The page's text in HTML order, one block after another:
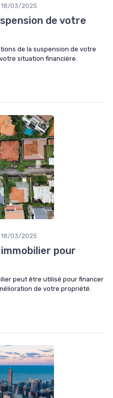
18/03/2025
de votre
de la suspension de votre
situation financière.
18/03/2025
pour
peut être utilisé pour financer
de votre propriété.